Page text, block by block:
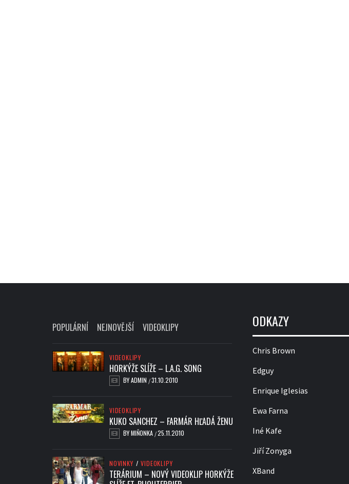
POPULÁRNÍ NEJNOVĚJŠÍ VIDEOKLIPY
VIDEOKLIPY
HORKÝŽE SLÍŽE – L.A.G. SONG
BYADMIN /31.10.2010
VIDEOKLIPY
KUKO SANCHEZ – FARMÁR HĽADÁ ŽENU
BYMIŇONKA /25.11.2010
NOVINKY / VIDEOKLIPY
TERÁRIUM – NOVÝ VIDEOKLIP HORKÝŽE
ODKAZY
Chris Brown
Edguy
Enrique Iglesias
Ewa Farna
Iné Kafe
Jiří Zonyga
XBand